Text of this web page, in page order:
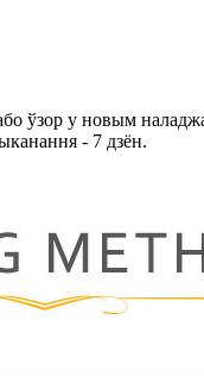
ўзор у новым
- 7 дзён.